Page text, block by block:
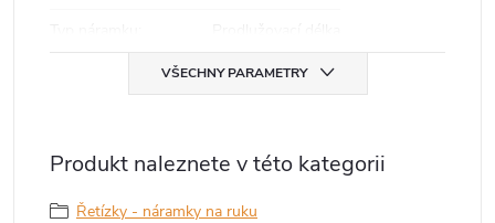
VŠECHNY PARAMETRY
Produkt naleznete v této kategorii
Řetízky - náramky na ruku